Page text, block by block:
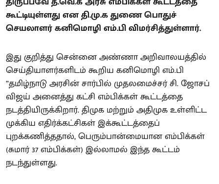
கூட்டியுள்ளது என தி.மு.க துணை பொதுச்
செயலாளர் கனிமொழி எம்.பி விமர்சித்துள்ளார்.
இது குறித்து சென்னை அண்ணா அறிவாலயத்தில்
செய்தியாளர்களிடம் கூறிய கனிமொழி எம்.பி
”தமிழ்நாடு அரசின் சார்பில் முதலமைச்சர் சி. ஜோசப்
விஜய் அனைத்து கட்சி எம்பிக்கள் கூட்டத்தை
நடத்தியிருக்கிறார். திமுக மற்றும் அதிமுக உள்ளிட்ட
முக்கிய எதிர்க்கட்சிகள் இக்கூட்டத்தைப்
புறக்கணித்ததால், பெரும்பான்மையான எம்பிக்கள்
(சுமார் 37 எம்பிக்கள்) இல்லாமல் இந்த கூட்டம்
நடந்துள்ளது.